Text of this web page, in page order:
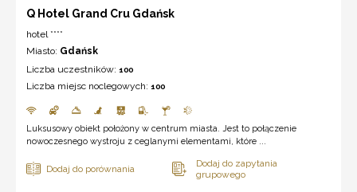
Q Hotel Grand Cru Gdańsk
hotel ****
Miasto: Gdańsk
Liczba uczestników: 100
Liczba miejsc noclegowych: 100
Luksusowy obiekt położony w centrum miasta. Jest to połączenie
nowoczesnego wystroju z ceglanymi elementami, które ...